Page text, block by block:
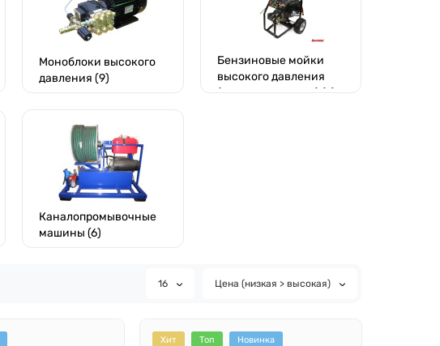
Моноблоки высокого
давления (9)
Бензиновые мойки
высокого давления
(автономные АВД) (6)
Каналопромывочные
машины (6)
16 Цена (низкая > высокая)
Хит Топ Новинка